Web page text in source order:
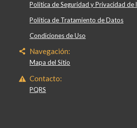
Política de Seguridad y Privacidad de
Política de Tratamiento de Datos
Condiciones de Uso
Navegación:
Mapa del Sitio
Contacto:
PQRS